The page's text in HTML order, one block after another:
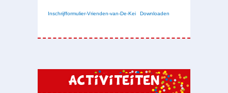
Inschrijfformulier-Vrienden-van-De-Kei Downloaden
Activiteiten